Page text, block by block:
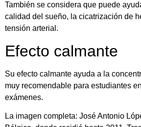
También se considera que puede
calidad del sueño, la cicatrización de
tensión arterial.
Efecto calmante
Su efecto calmante ayuda a la
muy recomendable para estudiantes
exámenes.
La imagen completa: José Antonio